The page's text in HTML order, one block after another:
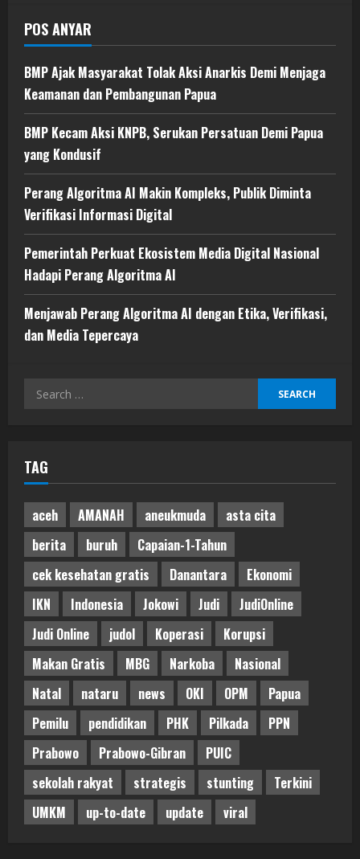
POS ANYAR
BMP Ajak Masyarakat Tolak Aksi Anarkis Demi Menjaga
Keamanan dan Pembangunan Papua
BMP Kecam Aksi KNPB, Serukan Persatuan Demi Papua
yang Kondusif
Perang Algoritma AI Makin Kompleks, Publik Diminta
Verifikasi Informasi Digital
Pemerintah Perkuat Ekosistem Media Digital Nasional
Hadapi Perang Algoritma AI
Menjawab Perang Algoritma AI dengan Etika, Verifikasi,
dan Media Tepercaya
Search
TAG
aceh AMANAH aneukmuda
asta cita
berita
buruh
Capaian-1-Tahun
cek kesehatan gratis
Danantara
Ekonomi
IKN
Indonesia Jokowi Judi
JudiOnline
Judi Online
judol Koperasi
Korupsi
Makan Gratis
MBG Narkoba
Nasional
Natal
nataru news OKI OPM
Papua
Pemilu
pendidikan PHK Pilkada
PPN
Prabowo
Prabowo-Gibran
PUIC
sekolah rakyat
strategis stunting
Terkini
UMKM
up-to-date update viral